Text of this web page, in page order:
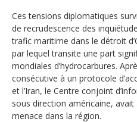
Ces tensions diplomatiques
de recrudescence des
trafic maritime dans le détroit
par lequel transite une part
mondiales d’hydrocarbures.
consécutive à un protocole
et l’Iran, le Centre conjoint
sous direction américaine, avait
menace dans la région.